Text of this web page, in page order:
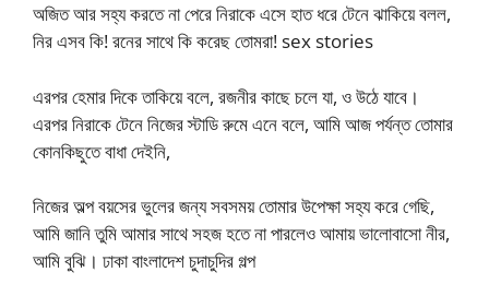
অজিত আর সহ্য করতে না পেরে নিরাকে এসে হাত ধরে টেনে ঝাকিয়ে বলল,
নির এসব কি! রনের সাথে কি করেছ তোমরা! sex stories
এরপর হেমার দিকে তাকিয়ে বলে, রজনীর কাছে চলে যা, ও উঠে যাবে।
এরপর নিরাকে টেনে নিজের স্টাডি রুমে এনে বলে, আমি আজ পর্যন্ত তোমার
কোনকিছুতে বাধা দেইনি,
নিজের অল্প বয়সের ভুলের জন্য সবসময় তোমার উপেক্ষা সহ্য করে গেছি,
আমি জানি তুমি আমার সাথে সহজ হতে না পারলেও আমায় ভালোবাসো নীর,
আমি বুঝি। ঢাকা বাংলাদেশ চুদাচুদির গল্প